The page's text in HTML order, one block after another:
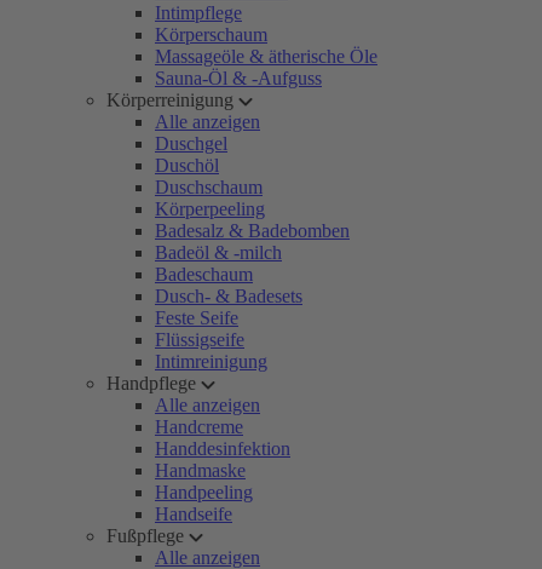
Intimpflege
Körperschaum
Massageöle & ätherische Öle
Sauna-Öl & -Aufguss
Körperreinigung
Alle anzeigen
Duschgel
Duschöl
Duschschaum
Körperpeeling
Badesalz & Badebomben
Badeöl & -milch
Badeschaum
Dusch- & Badesets
Feste Seife
Flüssigseife
Intimreinigung
Handpflege
Alle anzeigen
Handcreme
Handdesinfektion
Handmaske
Handpeeling
Handseife
Fußpflege
Alle anzeigen